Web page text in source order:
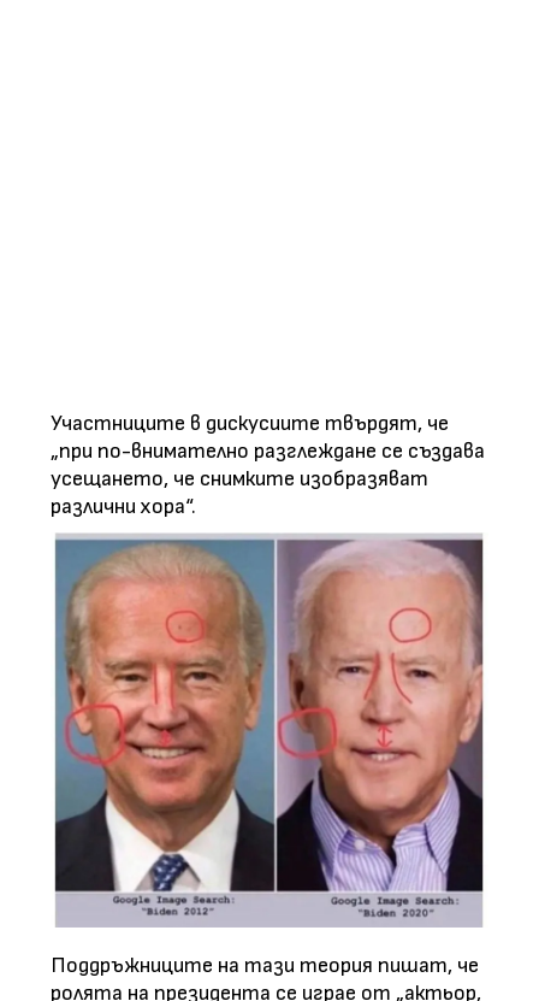
Участниците в дискусиите твърдят, че
„при по-внимателно разглеждане се създава
усещането, че снимките изобразяват
различни хора“.
Поддръжниците на тази теория пишат, че
ролята на президента се играе от „актьор,